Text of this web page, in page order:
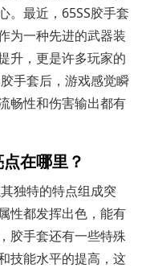
。最近，65SS胶手套
为一种先进的武器装
升，更是许多玩家的
手套后，游戏感觉瞬
畅性和伤害输出都有
在哪里？
独特的特点组成突
性都发挥出色，能有
胶手套还有一些特殊
技能水平的提高，这